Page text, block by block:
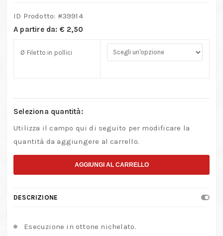
ID Prodotto: #39914
A partire da: € 2,50
Ø Filetto in pollici
Seleziona quantità:
Utilizza il campo qui di seguito per modificare la
quantità da aggiungere al carrello.
AGGIUNGI AL CARRELLO
DESCRIZIONE
Esecuzione in ottone nichelato.